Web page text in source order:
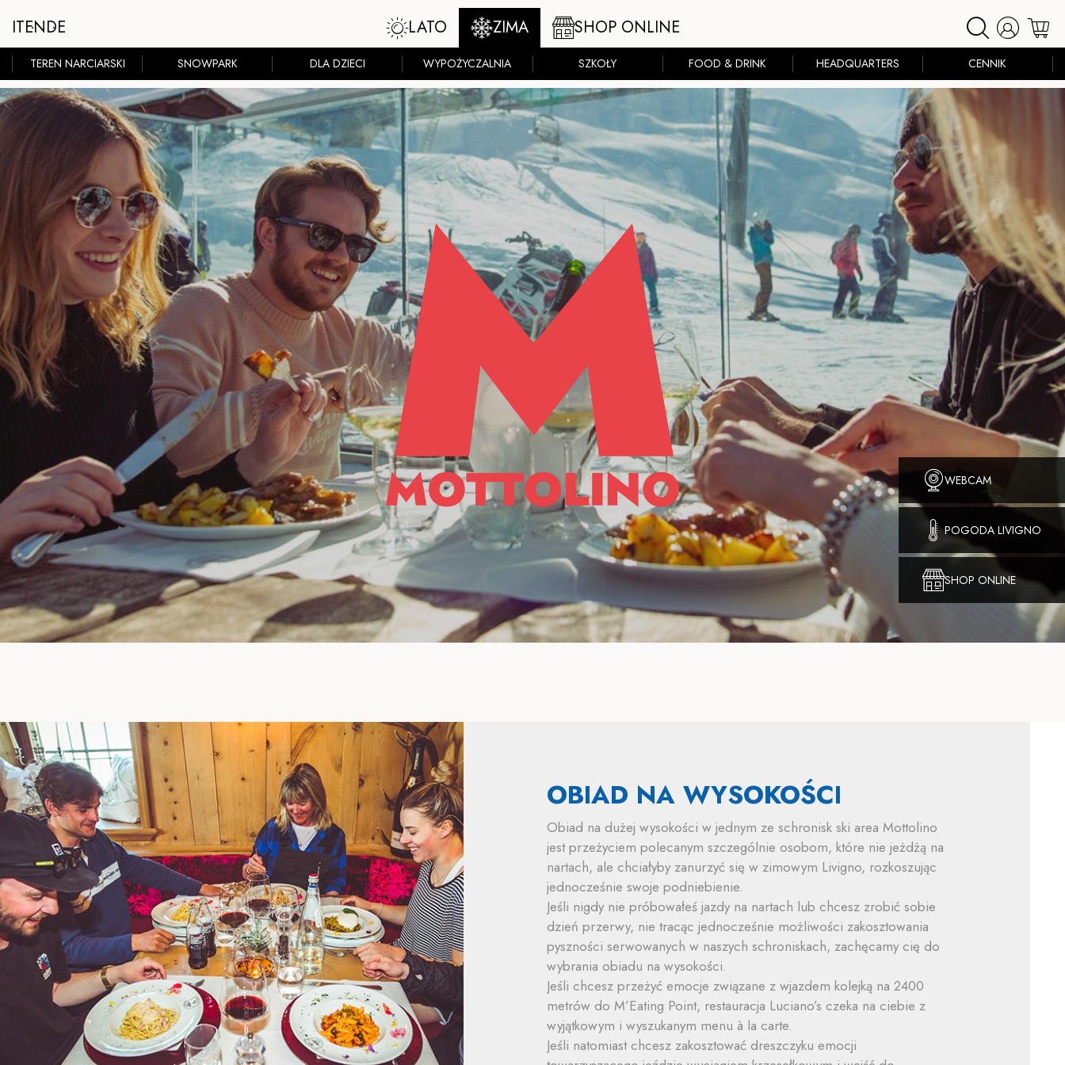
LATO ZIMA SHOP ONLINE
ITENDE
TEREN NARCIARSKI SNOWPARK DLA DZIECI WYPOŻYCZALNIA SZKOŁY FOOD & DRINK HEADQUARTERS CENNIK
WEBCAM
POGODA LIVIGNO
SHOP ONLINE
OBIAD NA WYSOKOŚCI
Obiad na dużej wysokości w jednym ze schronisk ski area Mottolino
jest przeżyciem polecanym szczególnie osobom, które nie jeżdżą na
nartach, ale chciałyby zanurzyć się w zimowym Livigno, rozkoszując
jednocześnie swoje podniebienie.
Jeśli nigdy nie próbowałeś jazdy na nartach lub chcesz zrobić sobie
dzień przerwy, nie tracąc jednocześnie możliwości zakosztowania
pyszności serwowanych w naszych schroniskach, zachęcamy cię do
wybrania obiadu na wysokości.
Jeśli chcesz przeżyć emocje związane z wjazdem kolejką na 2400
metrów do M’Eating Point, restauracja Luciano’s czeka na ciebie z
wyjątkowym i wyszukanym menu à la carte.
Jeśli natomiast chcesz zakosztować dreszczyku emocji